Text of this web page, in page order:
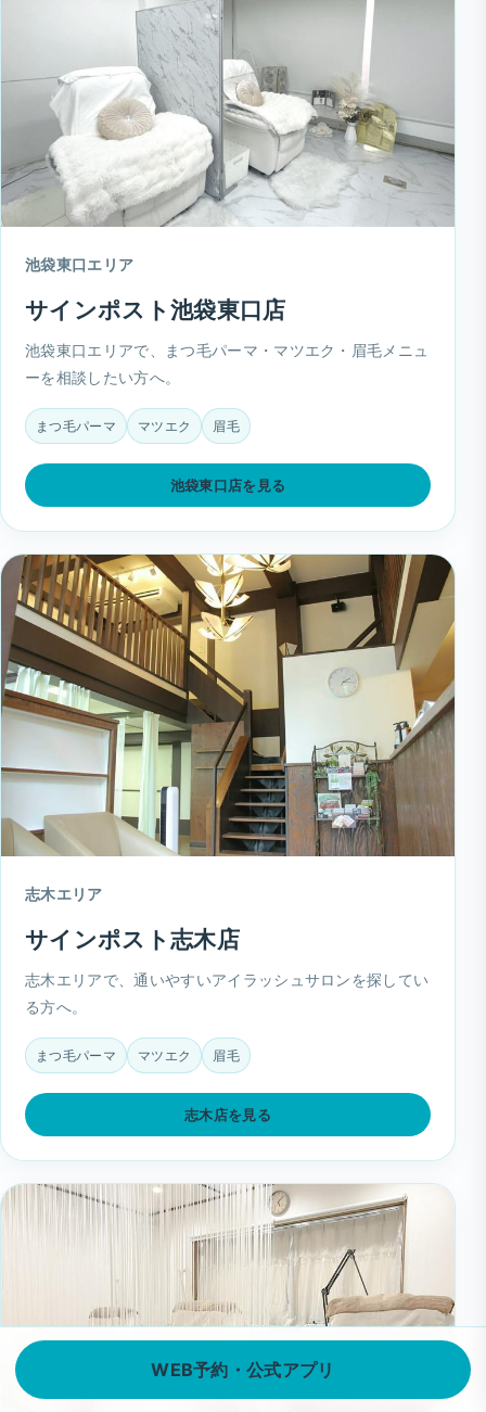
池袋東口エリア
サインポスト池袋東口店
池袋東口エリアで、まつ毛パーマ・マツエク・眉毛メニュ
ーを相談したい方へ。
まつ毛パーマ マツエク 眉毛
池袋東口店を見る
志木エリア
サインポスト志木店
志木エリアで、通いやすいアイラッシュサロンを探してい
る方へ。
まつ毛パーマ マツエク 眉毛
志木店を見る
WEB予約・公式アプリ